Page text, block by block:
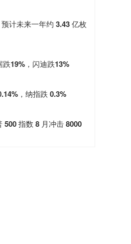
计未来一年约 3.43 亿枚
19%，闪迪跌13%
，纳指跌 0.3%
500 指数 8 月冲击 8000